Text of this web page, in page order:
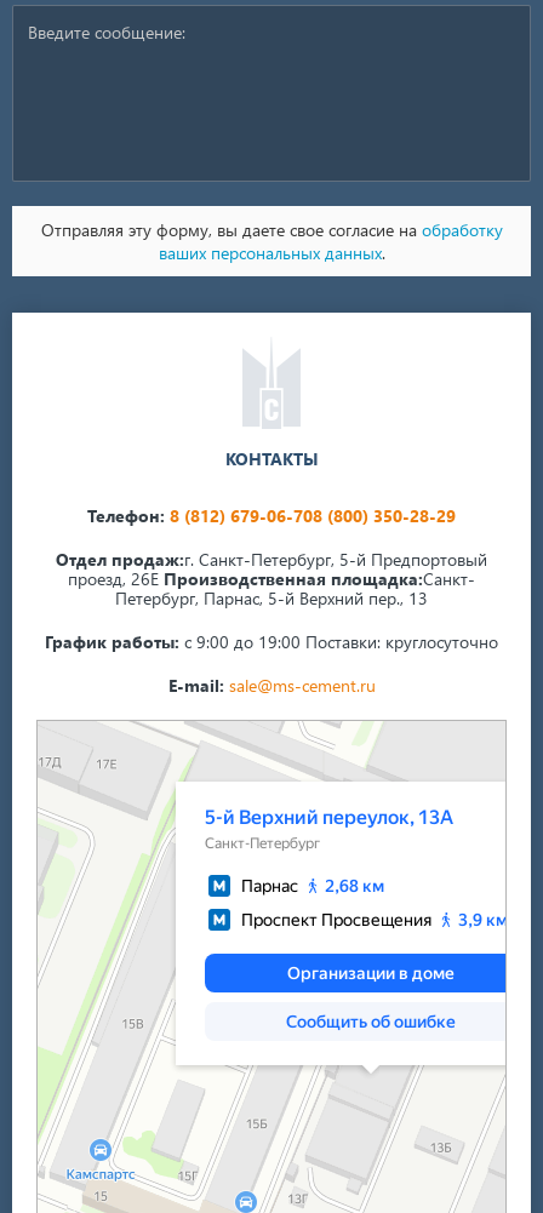
Отправляя эту форму, вы даете свое согласие на обработку
ваших персональных данных.
КОНТАКТЫ
Телефон: 8 (812) 679-06-708 (800) 350-28-29
Отдел продаж:г. Санкт-Петербург, 5-й Предпортовый
проезд, 26Е Производственная площадка:Санкт-
Петербург, Парнас, 5-й Верхний пер., 13
График работы: с 9:00 до 19:00 Поставки: круглосуточно
E-mail: sale@ms-cement.ru
Санкт‑Петербург
5-й Верхний переулок, 13А на карте Санкт‑Петербурга — Яндекс Карты